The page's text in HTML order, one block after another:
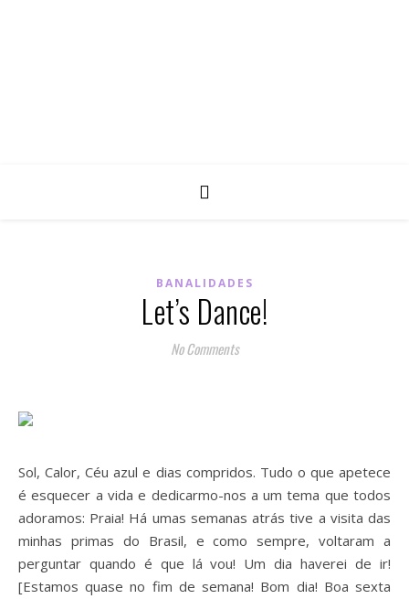
BANALIDADES
Let’s Dance!
No Comments
Sol, Calor, Céu azul e dias compridos. Tudo o que apetece
é esquecer a vida e dedicarmo-nos a um tema que todos
adoramos: Praia! Há umas semanas atrás tive a visita das
minhas primas do Brasil, e como sempre, voltaram a
perguntar quando é que lá vou! Um dia haverei de ir!
[Estamos quase no fim de semana! Bom dia! Boa sexta